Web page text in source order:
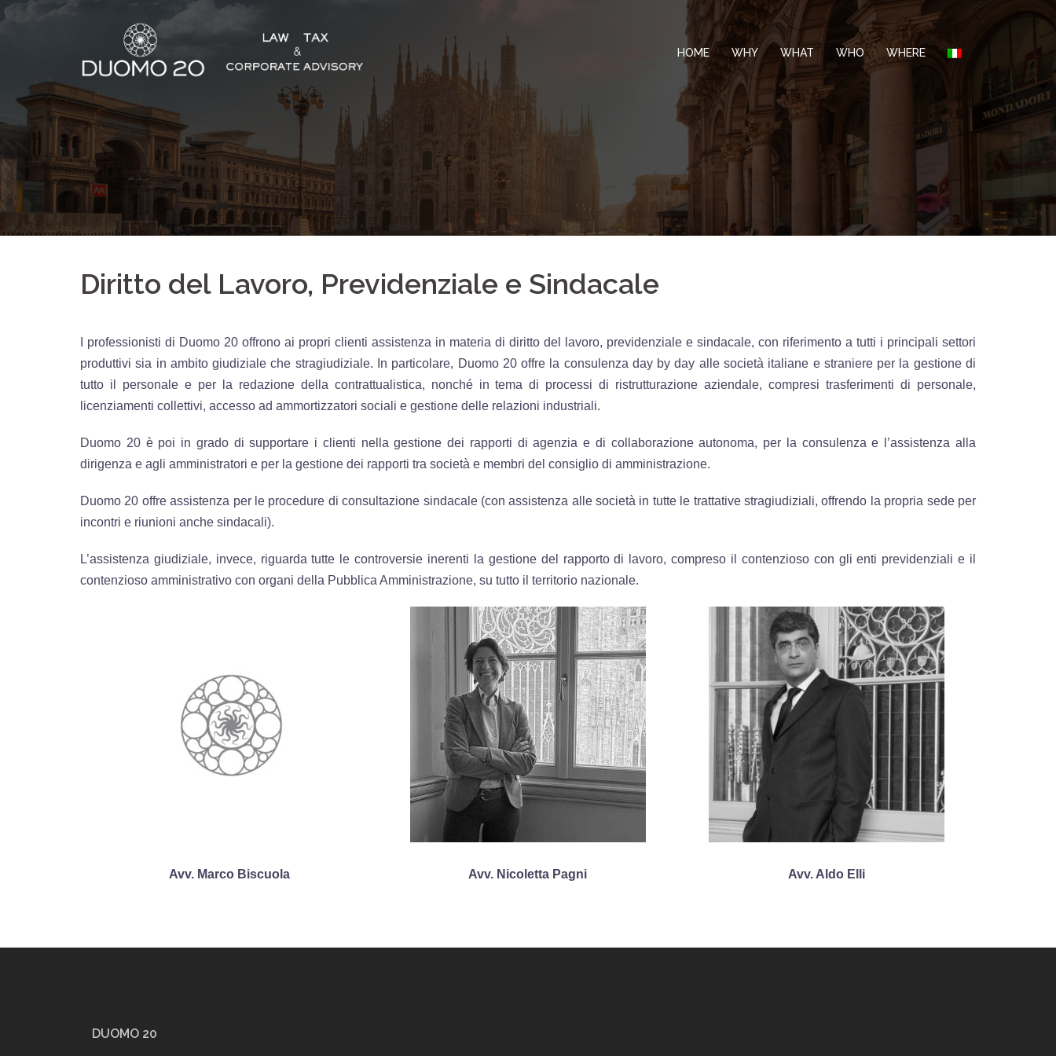
Vai
HOME WHY WHAT WHO WHERE
Diritto del Lavoro, Previdenziale e Sindacale
I professionisti di Duomo 20 offrono ai propri clienti assistenza in materia di diritto del lavoro, previdenziale e sindacale, con riferimento a tutti i principali settori
produttivi sia in ambito giudiziale che stragiudiziale. In particolare, Duomo 20 offre la consulenza day by day alle società italiane e straniere per la gestione di
tutto il personale e per la redazione della contrattualistica, nonché in tema di processi di ristrutturazione aziendale, compresi trasferimenti di personale,
licenziamenti collettivi, accesso ad ammortizzatori sociali e gestione delle relazioni industriali.
Duomo 20 è poi in grado di supportare i clienti nella gestione dei rapporti di agenzia e di collaborazione autonoma, per la consulenza e l’assistenza alla
dirigenza e agli amministratori e per la gestione dei rapporti tra società e membri del consiglio di amministrazione.
Duomo 20 offre assistenza per le procedure di consultazione sindacale (con assistenza alle società in tutte le trattative stragiudiziali, offrendo la propria sede per
incontri e riunioni anche sindacali).
L’assistenza giudiziale, invece, riguarda tutte le controversie inerenti la gestione del rapporto di lavoro, compreso il contenzioso con gli enti previdenziali e il
contenzioso amministrativo con organi della Pubblica Amministrazione, su tutto il territorio nazionale.
Avv. Marco Biscuola Avv. Nicoletta Pagni Avv. Aldo Elli
DUOMO 20